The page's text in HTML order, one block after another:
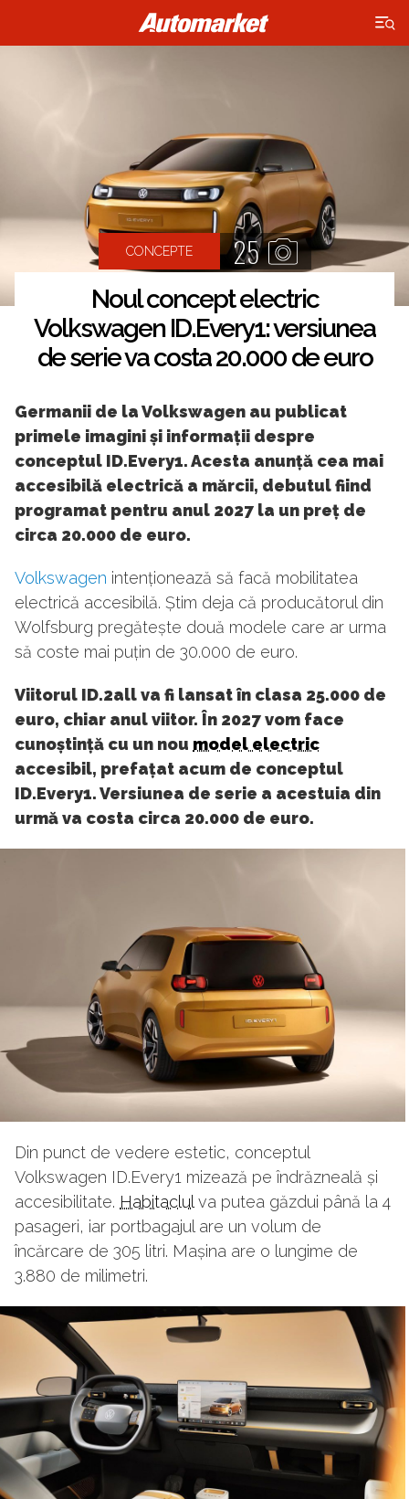
×
CONCEPTE 25
Noul concept electric
Volkswagen ID.Every1: versiunea
de serie va costa 20.000 de euro
Germanii de la Volkswagen au publicat
primele imagini și informații despre
conceptul ID.Every1. Acesta anunță cea mai
accesibilă electrică a mărcii, debutul fiind
programat pentru anul 2027 la un preț de
circa 20.000 de euro.
Volkswagen intenționează să facă mobilitatea
electrică accesibilă. Știm deja că producătorul din
Wolfsburg pregătește două modele care ar urma
să coste mai puțin de 30.000 de euro.
Viitorul ID.2all va fi lansat în clasa 25.000 de
euro, chiar anul viitor. În 2027 vom face
cunoștință cu un nou model electric
accesibil, prefațat acum de conceptul
ID.Every1. Versiunea de serie a acestuia din
urmă va costa circa 20.000 de euro.
Din punct de vedere estetic, conceptul
Volkswagen ID.Every1 mizează pe îndrăzneală și
accesibilitate. Habitaclul va putea găzdui până la 4
pasageri, iar portbagajul are un volum de
încărcare de 305 litri. Mașina are o lungime de
3.880 de milimetri.